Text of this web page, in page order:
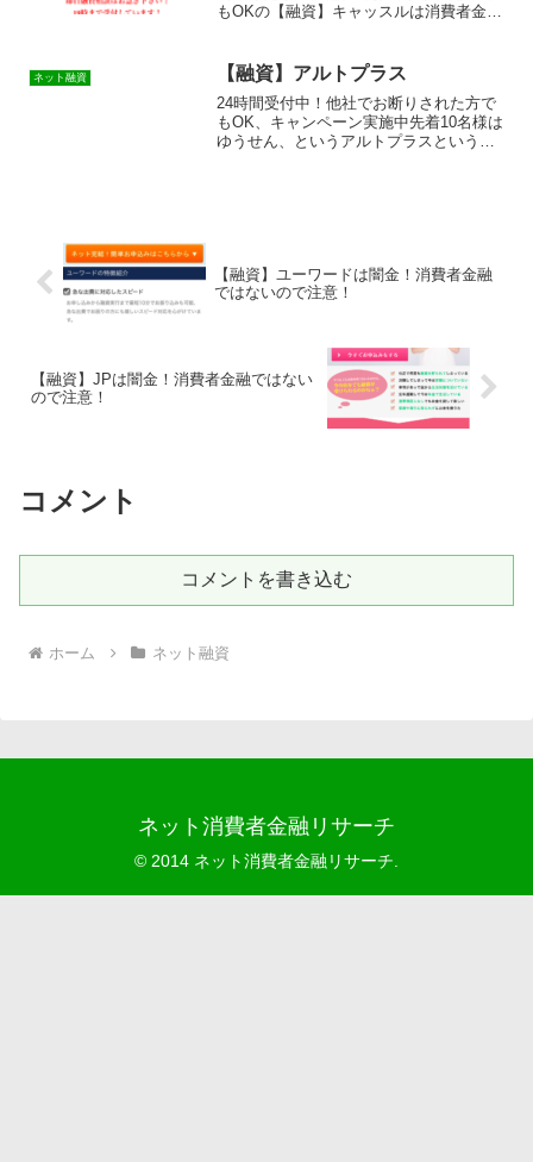
もOKの【融資】キャッスルは消費者金融
てもらえる消費者金融などの貸金業者を
探していてこのサイ...
ネット融資 【融資】アルトプラス
24時間受付中！他社でお断りされた方で
もOK、キャンペーン実施中先着10名様は
ゆうせん、というアルトプラスという融
【融資】ユーワードは闇金！消費者金融
ではないので注意！
【融資】JPは闇金！消費者金融ではない
ので注意！
コメント
コメントを書き込む
ホーム ネット融資
ネット消費者金融リサーチ
© 2014 ネット消費者金融リサーチ.